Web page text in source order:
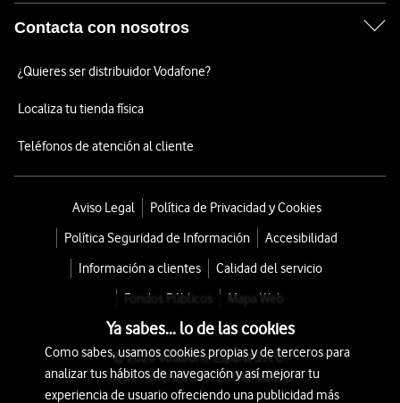
Contacta con nosotros
¿Quieres ser distribuidor Vodafone?
Localiza tu tienda física
Teléfonos de atención al cliente
Aviso Legal
Política de Privacidad y Cookies
Política Seguridad de Información
Accesibilidad
Información a clientes
Calidad del servicio
Fondos Públicos
Mapa Web
© 2026 Vodafone España S.A.U.
Avda. América 115, 28042 Madrid
Ya sabes... lo de las cookies
Como sabes, usamos cookies propias y de terceros para
analizar tus hábitos de navegación y así mejorar tu
experiencia de usuario ofreciendo una publicidad más